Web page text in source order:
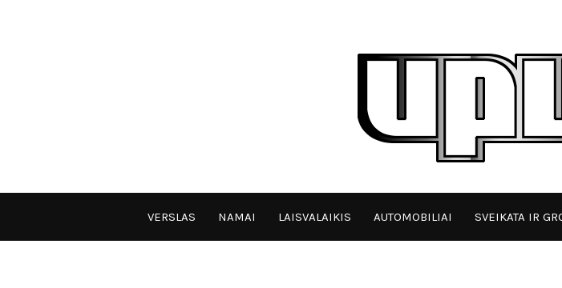
VPULF
VERSLAS NAMAI LAISVALAIKIS AUTOMOBILIAI SVEIKATA IR